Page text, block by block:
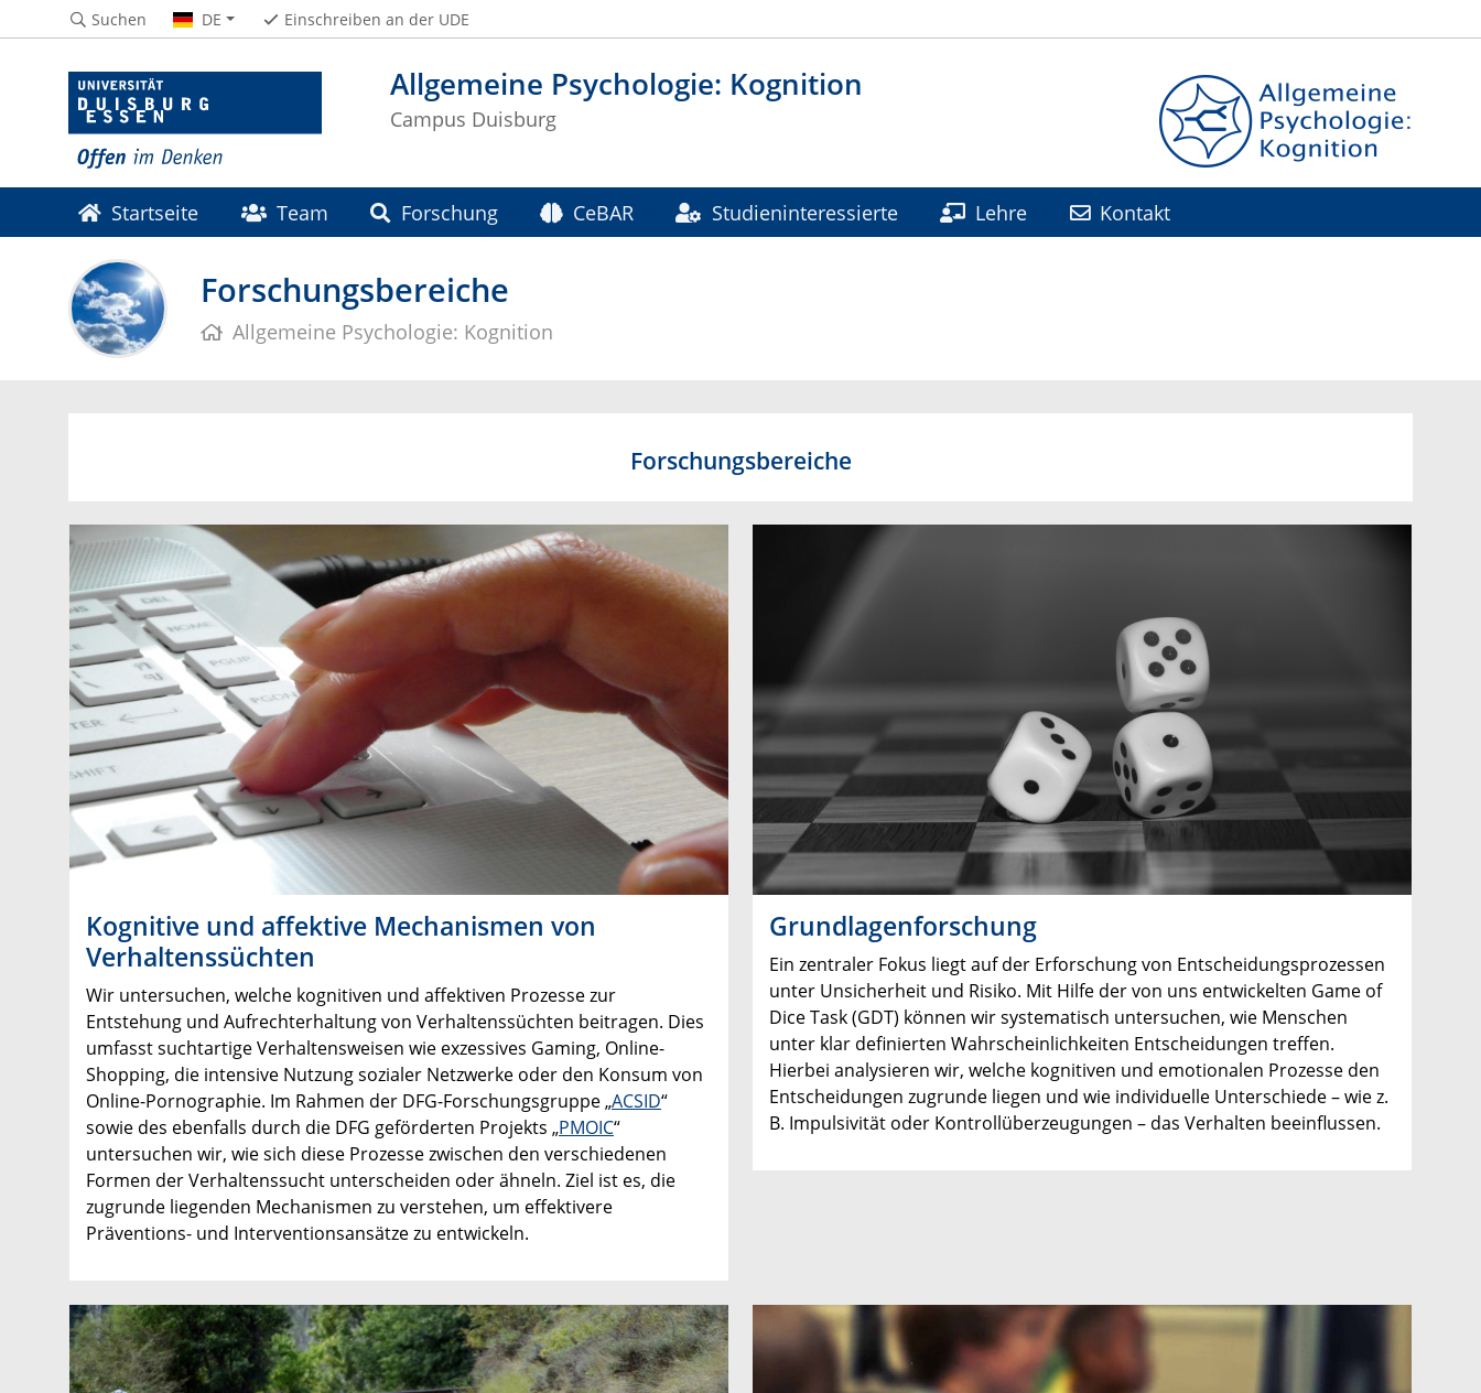
Allgemeine Psychologie: Kognition
Campus Duisburg
Suchen DE Einschreiben an der UDE
Startseite Team Forschung CeBAR Studieninteressierte Lehre Kontakt
Forschungsbereiche
Allgemeine Psychologie: Kognition
Forschungsbereiche
Kognitive und affektive Mechanismen von
Verhaltenssüchten
Wir untersuchen, welche kognitiven und affektiven Prozesse zur
Entstehung und Aufrechterhaltung von Verhaltenssüchten beitragen. Dies
umfasst suchtartige Verhaltensweisen wie exzessives Gaming, Online-
Shopping, die intensive Nutzung sozialer Netzwerke oder den Konsum von
Online-Pornographie. Im Rahmen der DFG-Forschungsgruppe „ACSID“
sowie des ebenfalls durch die DFG geförderten Projekts „PMOIC“
untersuchen wir, wie sich diese Prozesse zwischen den verschiedenen
Formen der Verhaltenssucht unterscheiden oder ähneln. Ziel ist es, die
zugrunde liegenden Mechanismen zu verstehen, um effektivere
Präventions- und Interventionsansätze zu entwickeln.
Grundlagenforschung
Ein zentraler Fokus liegt auf der Erforschung von Entscheidungsprozessen
unter Unsicherheit und Risiko. Mit Hilfe der von uns entwickelten Game of
Dice Task (GDT) können wir systematisch untersuchen, wie Menschen
unter klar definierten Wahrscheinlichkeiten Entscheidungen treffen.
Hierbei analysieren wir, welche kognitiven und emotionalen Prozesse den
Entscheidungen zugrunde liegen und wie individuelle Unterschiede – wie z.
B. Impulsivität oder Kontrollüberzeugungen – das Verhalten beeinflussen.